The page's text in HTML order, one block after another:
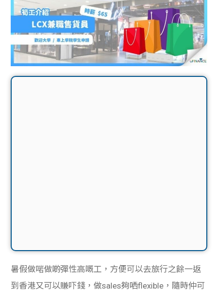
暑假做啱做啲彈性高嘅工，方便可以去旅行之餘一返
到香港又可以賺吓錢，做sales夠哂flexible，隨時仲可